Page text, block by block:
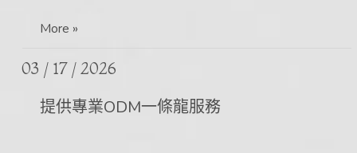
More »
03 / 17 2026
提供專業ODM一條龍服務